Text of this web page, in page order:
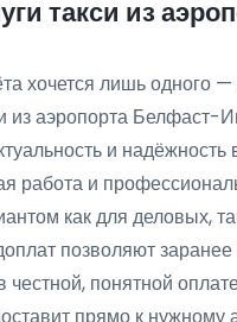
такси из
хочется лишь одного
из аэропорта
и
работа и
как для деловых,
позволяют
честной, понятной